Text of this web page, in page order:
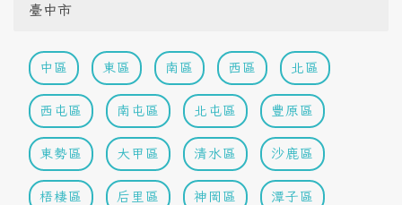
臺中市
中區 東區 南區 西區 北區
西屯區 南屯區 北屯區 豐原區
東勢區 大甲區 清水區 沙鹿區
梧棲區 后里區 神岡區 潭子區